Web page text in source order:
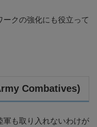
ークの強化にも役立って
Combatives)
軍も取り入れないわけが